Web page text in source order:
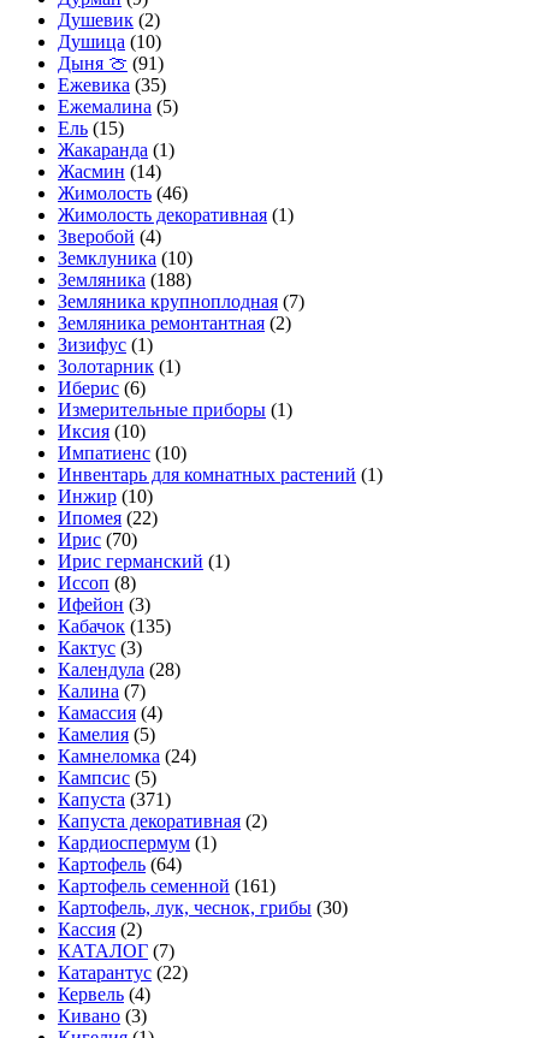
Душевик (2)
Душица (10)
Дыня 🍈 (91)
Ежевика (35)
Ежемалина (5)
Ель (15)
Жакаранда (1)
Жасмин (14)
Жимолость (46)
Жимолость декоративная (1)
Зверобой (4)
Земклуника (10)
Земляника (188)
Земляника крупноплодная (7)
Земляника ремонтантная (2)
Зизифус (1)
Золотарник (1)
Иберис (6)
Измерительные приборы (1)
Иксия (10)
Импатиенс (10)
Инвентарь для комнатных растений (1)
Инжир (10)
Ипомея (22)
Ирис (70)
Ирис германский (1)
Иссоп (8)
Ифейон (3)
Кабачок (135)
Кактус (3)
Календула (28)
Калина (7)
Камассия (4)
Камелия (5)
Камнеломка (24)
Кампсис (5)
Капуста (371)
Капуста декоративная (2)
Кардиоспермум (1)
Картофель (64)
Картофель семенной (161)
Картофель, лук, чеснок, грибы (30)
Кассия (2)
КАТАЛОГ (7)
Катарантус (22)
Кервель (4)
Кивано (3)